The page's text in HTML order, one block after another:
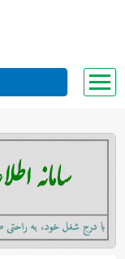
وبلاگ
معرفی ما
تعرفه ها